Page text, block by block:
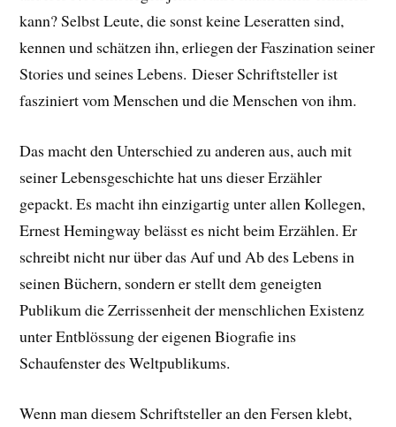
kann? Selbst Leute, die sonst keine Leseratten sind,
kennen und schätzen ihn, erliegen der Faszination seiner
Stories und seines Lebens. Dieser Schriftsteller ist
fasziniert vom Menschen und die Menschen von ihm.
Das macht den Unterschied zu anderen aus, auch mit
seiner Lebensgeschichte hat uns dieser Erzähler
gepackt. Es macht ihn einzigartig unter allen Kollegen,
Ernest Hemingway belässt es nicht beim Erzählen. Er
schreibt nicht nur über das Auf und Ab des Lebens in
seinen Büchern, sondern er stellt dem geneigten
Publikum die Zerrissenheit der menschlichen Existenz
unter Entblössung der eigenen Biografie ins
Schaufenster des Weltpublikums.
Wenn man diesem Schriftsteller an den Fersen klebt,